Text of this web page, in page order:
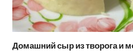
Домашний сыр из творога и